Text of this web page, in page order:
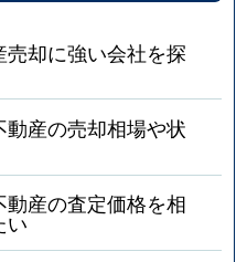
却に強い会社を探
産の売却相場や状
産の査定価格を相
い